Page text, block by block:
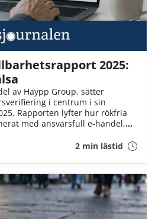
2025:
av Haypp Group, sätter
i centrum i sin
Rapporten lyfter hur rökfria
med ansvarsfull e‑handel,
2 min lästid